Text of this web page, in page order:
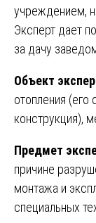
учреждением,
Эксперт дает
за дачу
Объект
отопления
конструкция),
Предмет
причине
монтажа и
специальных